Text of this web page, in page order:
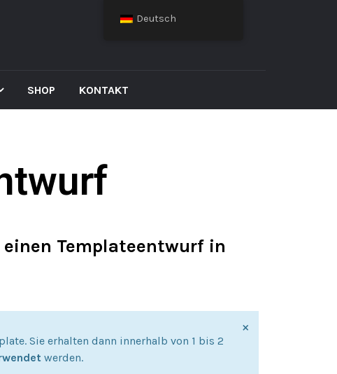
SHOP KONTAKT
Templateentwurf in
Sie erhalten dann innerhalb von 1 bis 2
werden.
×
Deutsch